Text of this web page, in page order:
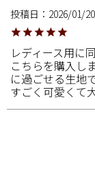
投稿日 2026/01/20
レディース用に
こちらを購入し
に過ごせる生地
すごく可愛くて